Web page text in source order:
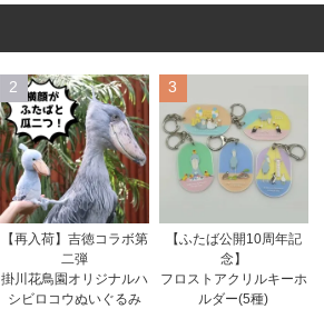
2
【再入荷】吉徳コラボ第
二弾
掛川花鳥園オリジナルハ
シビロコウぬいぐるみ
3
【ふたば公開10周年記
念】
フロストアクリルキーホ
ルダー(5種)